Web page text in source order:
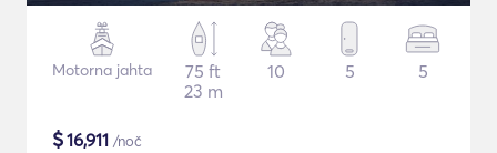
Motorna jahta
75 ft
23 m
10 5 5
$16,911 /noč